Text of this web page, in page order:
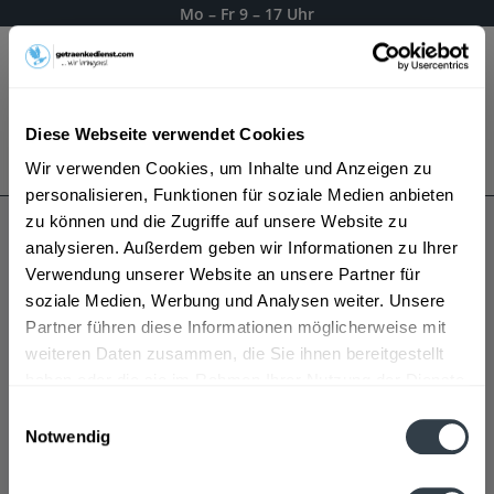
Diese Webseite verwendet Cookies
Wir verwenden Cookies, um Inhalte und Anzeigen zu
personalisieren, Funktionen für soziale Medien anbieten
zu können und die Zugriffe auf unsere Website zu
analysieren. Außerdem geben wir Informationen zu Ihrer
Verwendung unserer Website an unsere Partner für
soziale Medien, Werbung und Analysen weiter. Unsere
Partner führen diese Informationen möglicherweise mit
weiteren Daten zusammen, die Sie ihnen bereitgestellt
Notwendig
Mo – Fr 9 – 17 Uhr
Es gilt unsereDatenschutzerklärung
Wernecker